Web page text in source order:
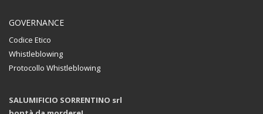
GOVERNANCE
Codice Etico
Whistleblowing
Protocollo Whistleblowing
SALUMIFICIO SORRENTINO srl